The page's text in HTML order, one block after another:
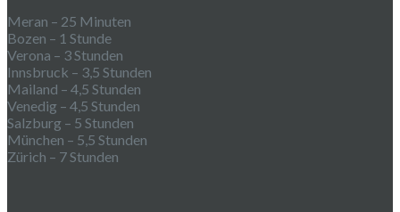
Meran – 25 Minuten
Bozen – 1 Stunde
Verona – 3 Stunden
Innsbruck – 3,5 Stunden
Mailand – 4,5 Stunden
Venedig – 4,5 Stunden
Salzburg – 5 Stunden
München – 5,5 Stunden
Zürich – 7 Stunden